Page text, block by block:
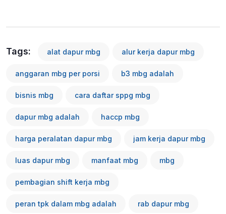
Tags: alat dapur mbg alur kerja dapur mbg
anggaran mbg per porsi b3 mbg adalah
bisnis mbg cara daftar sppg mbg
dapur mbg adalah haccp mbg
harga peralatan dapur mbg jam kerja dapur mbg
luas dapur mbg manfaat mbg mbg
pembagian shift kerja mbg
peran tpk dalam mbg adalah rab dapur mbg